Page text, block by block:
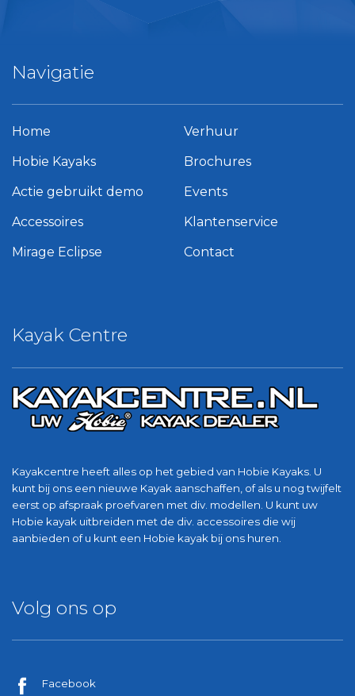
Kayak Centre
Kayakcentre heeft alles op het gebied van Hobie Kayaks. U
kunt bij ons een nieuwe Kayak aanschaffen, of als u nog twijfelt
eerst op afspraak proefvaren met div. modellen. U kunt uw
Hobie kayak uitbreiden met de div. accessoires die wij
aanbieden of u kunt een Hobie kayak bij ons huren.
Navigatie
Home
Hobie Kayaks
Actie gebruikt demo
Accessoires
Mirage Eclipse
Verhuur
Brochures
Events
Klantenservice
Contact
Volg ons op
Facebook